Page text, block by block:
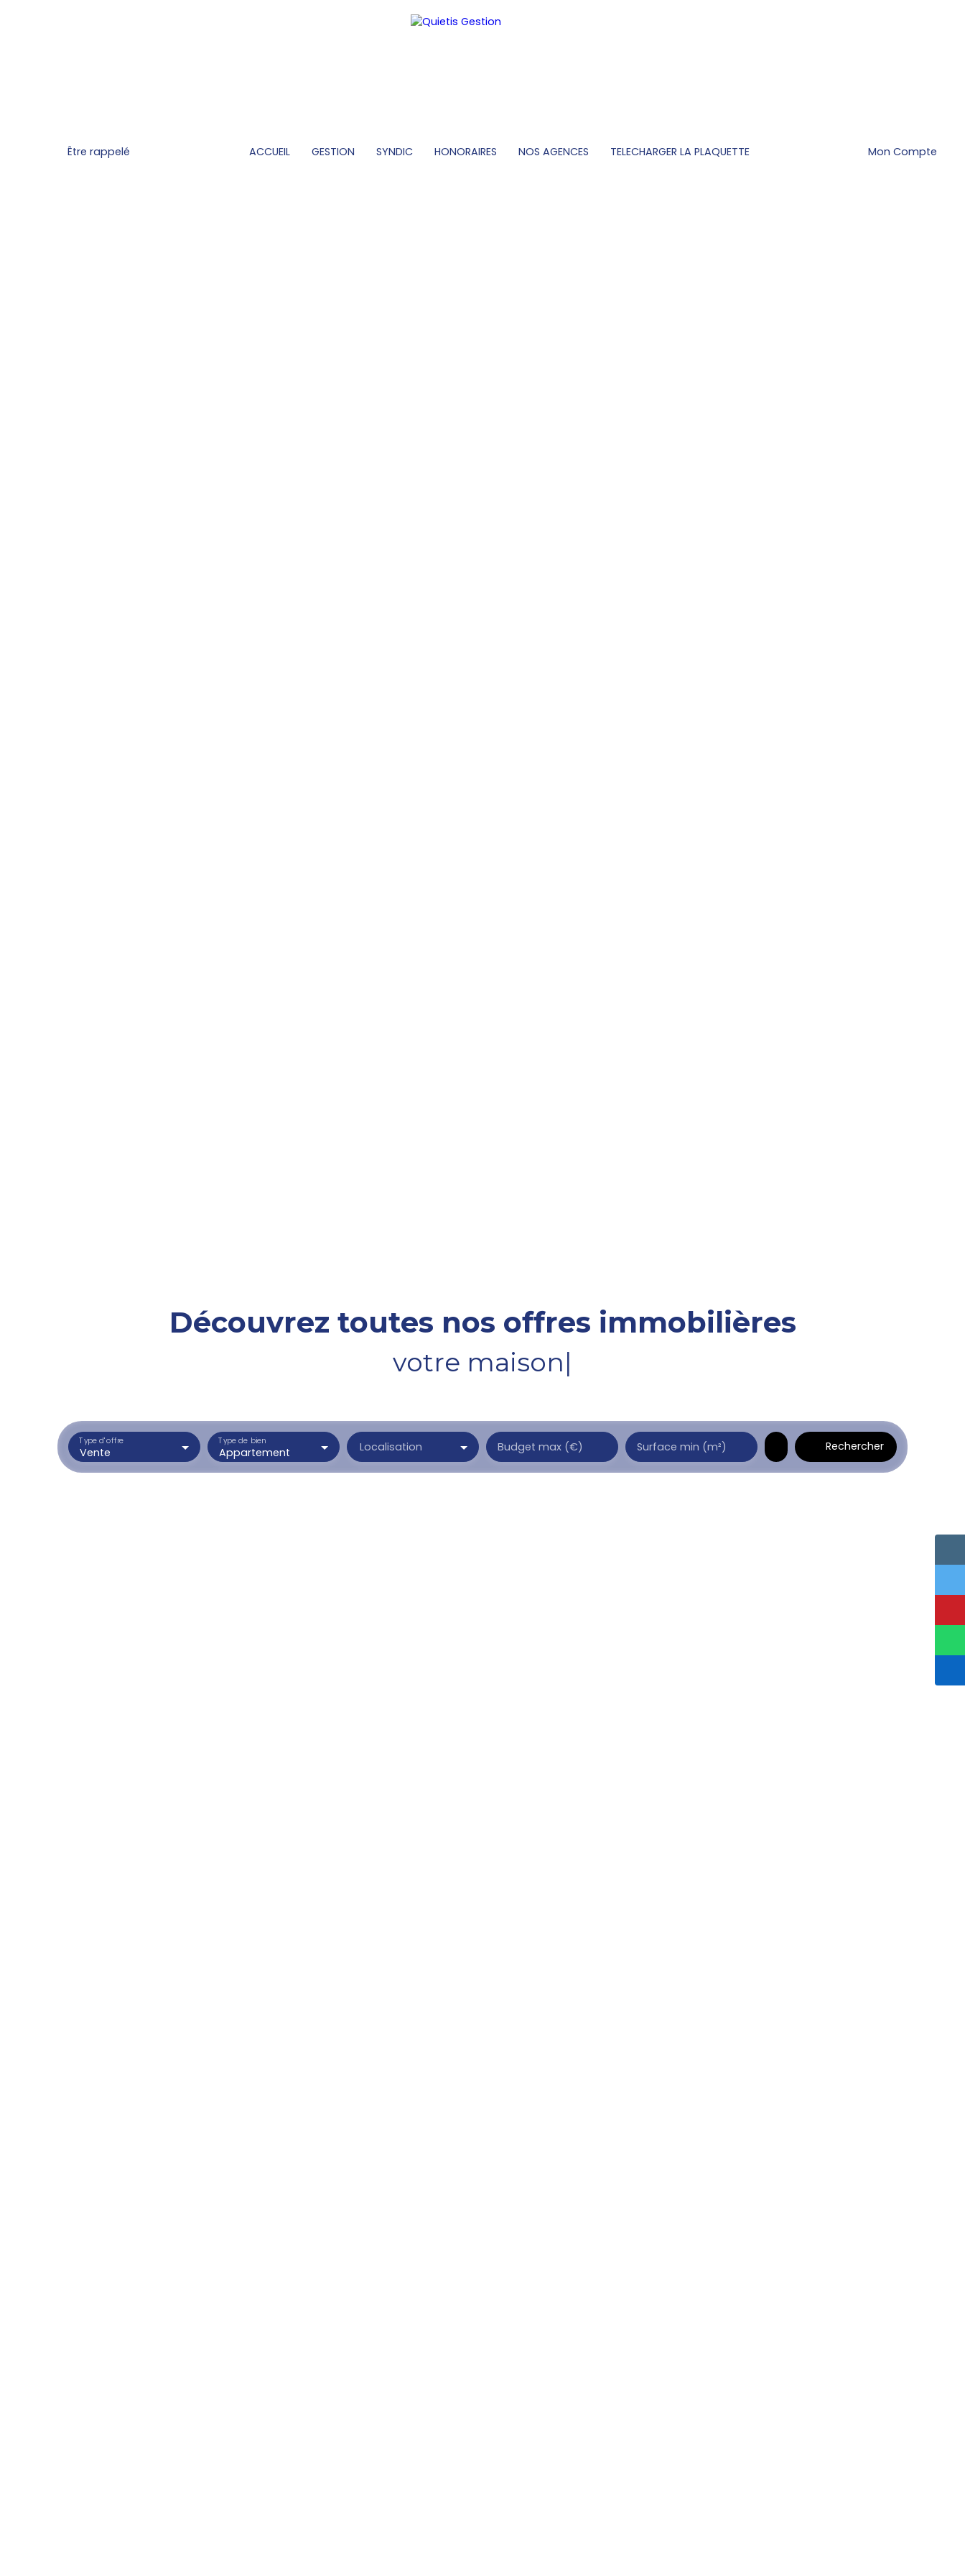
Être rappelé ACCUEIL GESTION SYNDIC HONORAIRES NOS AGENCES TELECHARGER LA PLAQUETTE Mon Compte
Découvrez toutes nos offres immobilières
votr|
Vente
Type d'offre
Appartement
Type de bien Localisation Budget max (€) Surface min (m²) Rechercher